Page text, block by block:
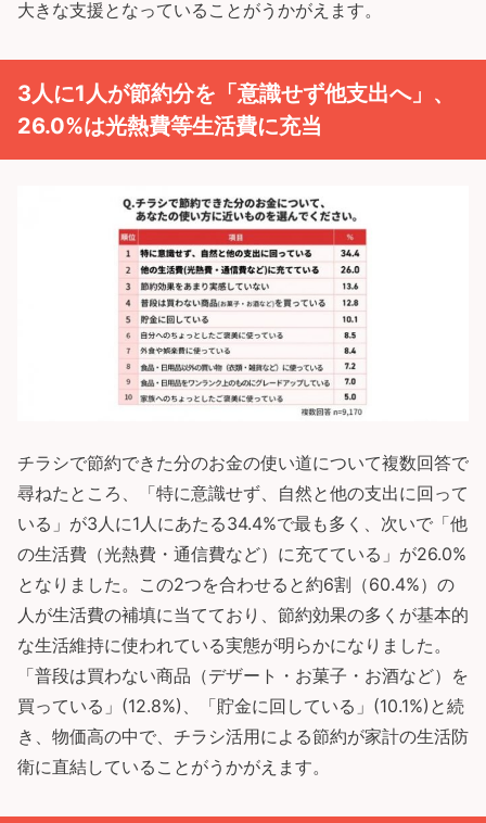
大きな支援となっていることがうかがえます。
3人に1人が節約分を「意識せず他支出へ」、
26.0%は光熱費等生活費に充当
チラシで節約できた分のお金の使い道について複数回答で
尋ねたところ、「特に意識せず、自然と他の支出に回って
いる」が3人に1人にあたる34.4%で最も多く、次いで「他
の生活費（光熱費・通信費など）に充てている」が26.0%
となりました。この2つを合わせると約6割（60.4%）の
人が生活費の補填に当てており、節約効果の多くが基本的
な生活維持に使われている実態が明らかになりました。
「普段は買わない商品（デザート・お菓子・お酒など）を
買っている」(12.8%)、「貯金に回している」(10.1%)と続
き、物価高の中で、チラシ活用による節約が家計の生活防
衛に直結していることがうかがえます。